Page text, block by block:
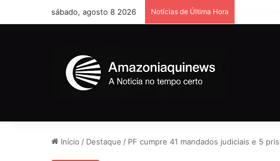
sábado, agosto 8 2026 Notícias de Última Hora
Início / Destaque / PF cumpre 41 mandados judiciais e 5